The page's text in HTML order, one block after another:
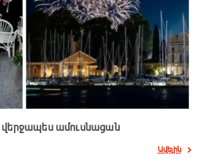
վերջապես ամուսնացան
Ավելին